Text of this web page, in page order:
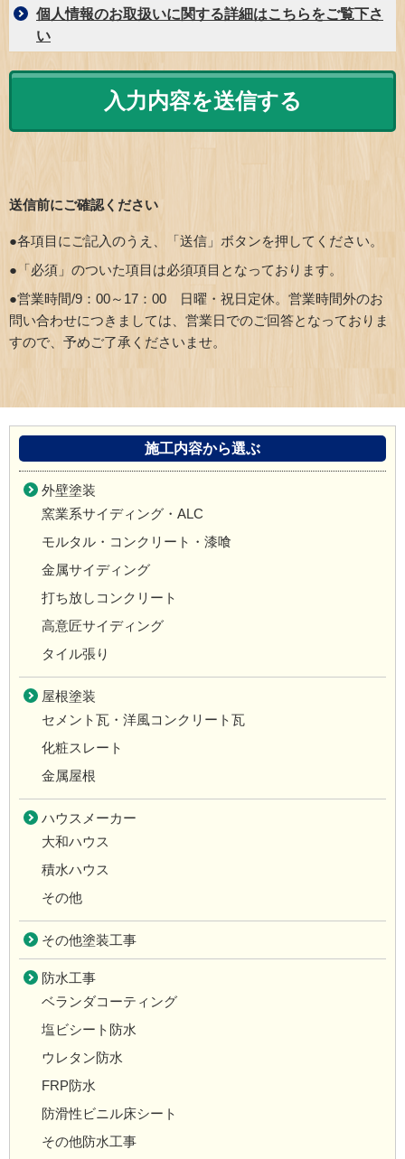
個人情報のお取扱いに関する詳細はこちらをご覧下さ
い
送信前にご確認ください
●各項目にご記入のうえ、「送信」ボタンを押してください。
●「必須」のついた項目は必須項目となっております。
●営業時間/9：00～17：00 日曜・祝日定休。営業時間外のお
問い合わせにつきましては、営業日でのご回答となっておりま
すので、予めご了承くださいませ。
施工内容から選ぶ
外壁塗装
窯業系サイディング・ALC
モルタル・コンクリート・漆喰
金属サイディング
打ち放しコンクリート
高意匠サイディング
タイル張り
屋根塗装
セメント瓦・洋風コンクリート瓦
化粧スレート
金属屋根
ハウスメーカー
大和ハウス
積水ハウス
その他
その他塗装工事
防水工事
ベランダコーティング
塩ビシート防水
ウレタン防水
FRP防水
防滑性ビニル床シート
その他防水工事